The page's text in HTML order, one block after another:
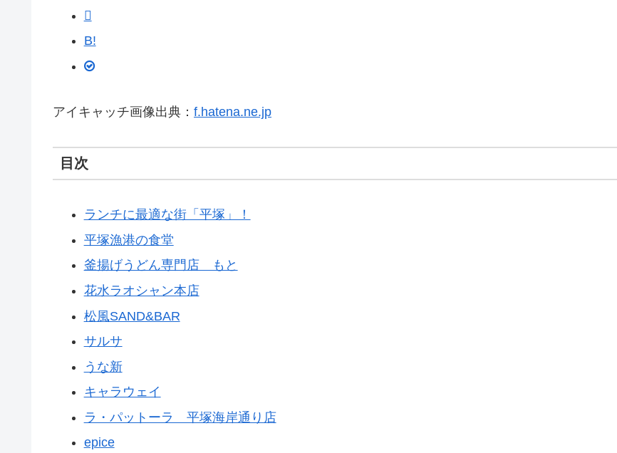
B!
アイキャッチ画像出典： f.hatena.ne.jp
目次
ランチに最適な街「平塚」！
平塚漁港の食堂
釜揚げうどん専門店 もと
花水ラオシャン本店
松風SAND&BAR
サルサ
うな新
キャラウェイ
ラ・パットーラ 平塚海岸通り店
epice